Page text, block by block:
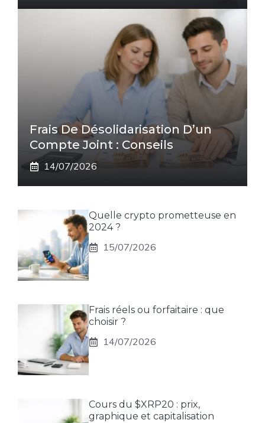
Frais De Désolidarisation D’un
Compte Joint : Conseils
14/07/2026
Quelle crypto prometteuse en
2024 ?
15/07/2026
Frais réels ou forfaitaire : que
choisir ?
14/07/2026
Cours du $XRP20 : prix,
graphique et capitalisation